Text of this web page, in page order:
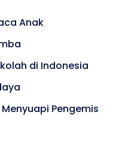
Anak
di Indonesia
Pengemis